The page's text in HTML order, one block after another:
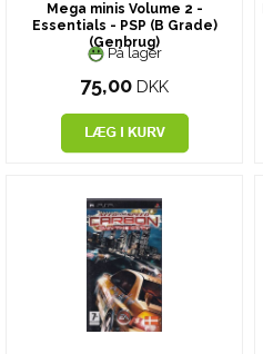
Mega minis Volume 2 -
Essentials - PSP (B Grade)
(Genbrug)
På lager
75,00 DKK